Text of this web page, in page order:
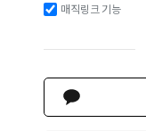
매직링크 기능